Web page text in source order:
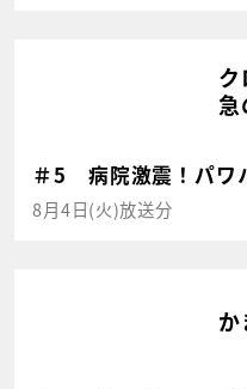
急
＃5 病院激震！パワ
8月4日(火)放送分
か